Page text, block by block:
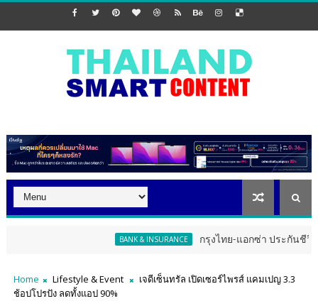
BANK & INSURANCE กรุงไทย-แอกซ่า ประกันชีวิต จัดงา
Home Lifestyle & Event
เจดีเซ็นทรัล เปิดเซอร์ไพรส์ แคมเปญ 3.3
ช้อปโปรปัง ลดทั้งแอป 90%